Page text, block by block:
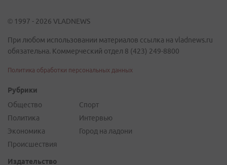
© 1997 - 2026 VLADNEWS
При любом использовании материалов ссылка на vladnews.ru
обязательна. Коммерческий отдел 8 (423) 249-8800
Политика обработки персональных данных
Рубрики
Общество
Политика
Экономика
Происшествия
Спорт
Интервью
Город на ладони
Издательство